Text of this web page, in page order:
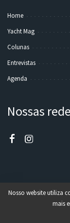
Home
Yacht Mag
Colunas
Entrevistas
Agenda
Nossas
Nosso website utiliza
mais